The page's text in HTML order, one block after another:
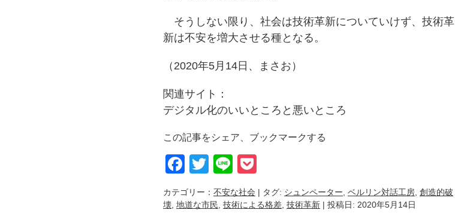
そうしない限り、社会は技術革新についていけず、技術革
新は不安を増大させる種となる。
（2020年5月14日、まさお）
関連サイト：
デジタル化のいいところと悪いところ
この記事をシェア、ブックマークする
Facebook
Twitter
Line
カテゴリー： 不安な社会 | タグ: シュンペーター ベルリン対話工房 創造的破
壊 地道な市民 技術による格差 技術革新 | 投稿日: 2020年5月14日